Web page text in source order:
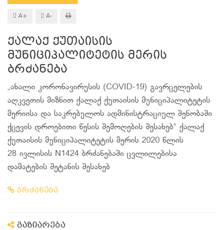
A+ A-
ქალაქ ქუთაისის
მუნიციპალიტეტის მერის
ბრძანება
„ახალი კორონავირუსის (COVID-19) გავრცელების
აღკვეთის მიზნით ქალაქ ქუთაისის მუნიციპალიტეტის
მერიისა და საკრებულოს ადმინისტრაციულ შენობაში
ქცევის დროებითი წესის შემოღების შესახებ“ ქალაქ
ქუთაისის მუნიციპალიტეტის მერის 2020 წლის
28 ივლისის N1424 ბრძანებაში ცვლილებისა
დამატების შეტანის შესახებ
ბრძანება
გაზიარება